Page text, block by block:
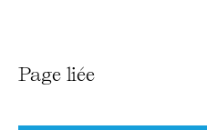
Page liée